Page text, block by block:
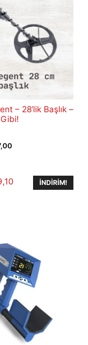
– 28’lik Başlık –
Şu
€557,00.
İNDIRIM!